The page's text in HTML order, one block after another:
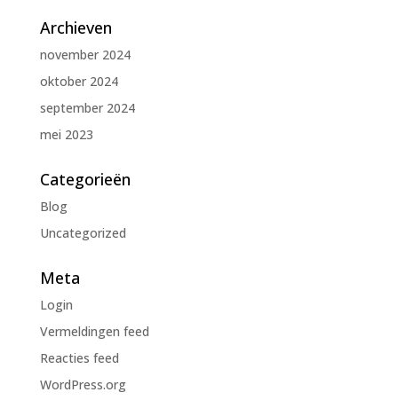
Archieven
november 2024
oktober 2024
september 2024
mei 2023
Categorieën
Blog
Uncategorized
Meta
Login
Vermeldingen feed
Reacties feed
WordPress.org